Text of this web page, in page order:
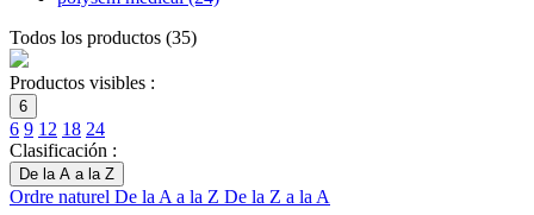
Todos los productos (35)
Productos visibles :
6
6 9 12 18 24
Clasificación :
De la A a la Z
Ordre naturel De la A a la Z De la Z a la A